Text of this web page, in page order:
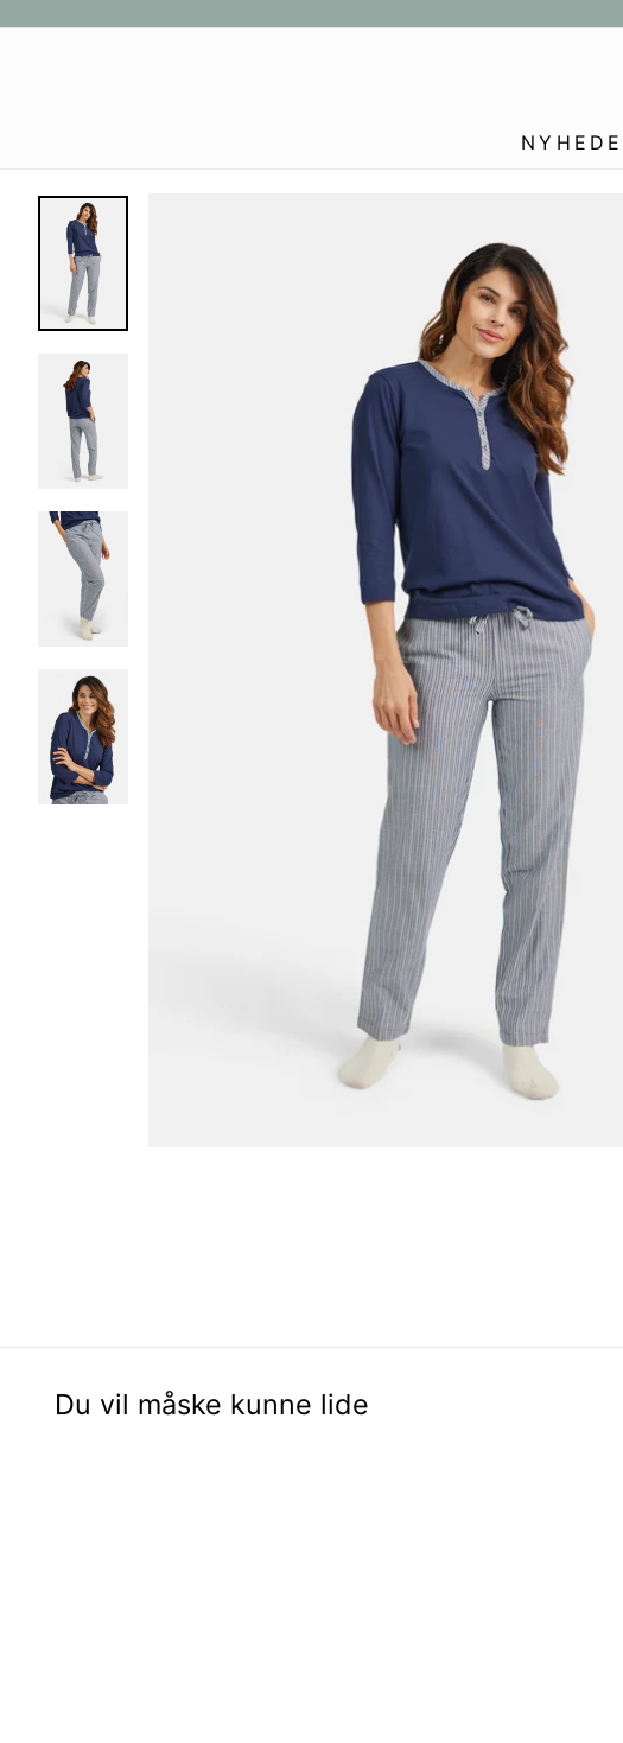
til
Du vil måske kunne lide